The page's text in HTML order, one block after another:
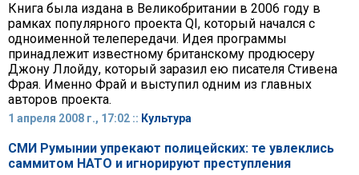
Книга была издана в Великобритании в 2006 году в
рамках популярного проекта QI, который начался с
одноименной телепередачи. Идея программы
принадлежит известному британскому продюсеру
Джону Ллойду, который заразил ею писателя Стивена
Фрая. Именно Фрай и выступил одним из главных
авторов проекта.
1 апреля 2008 г., 17:02 :: Культура
СМИ Румынии упрекают полицейских: те увлеклись
саммитом НАТО и игнорируют преступления